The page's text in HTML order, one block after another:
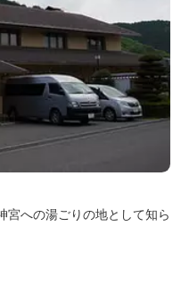
宮への湯ごりの地として知ら